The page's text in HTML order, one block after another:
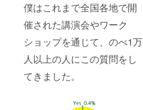
僕はこれまで全国各地で開
催された講演会やワーク
ショップを通じて、のべ1万
人以上の人にこの質問をし
てきました。